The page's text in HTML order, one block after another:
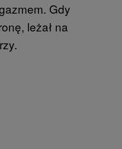
Gdy
leżał na